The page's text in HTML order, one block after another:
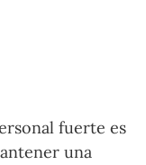
fuerte es
una